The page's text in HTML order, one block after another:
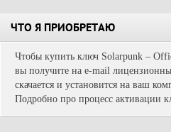
ЧТО Я ПРИОБРЕТАЮ
Чтобы купить ключ Solarpunk –
вы получите на e-mail
скачается и установится на ваш
Подробно про процесс активации